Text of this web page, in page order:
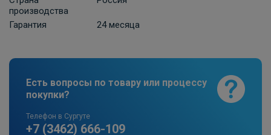
В корзину
System для Hyundai Tucson /Kia
ПОД ЗАКАЗ ОТ 14 ДНЕЙ
по запросу
производства
Гарантия 24 месяца
Есть вопросы по товару или процессу
покупки?
Телефон в Сургуте
+7 (3462) 666-109